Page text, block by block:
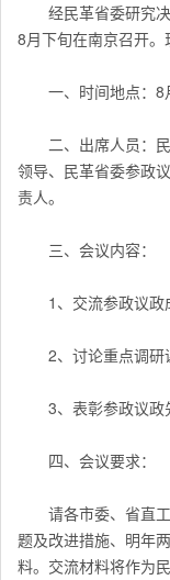
经民革省委研究决
8月下旬在南京召开。
一、时间地点：8
二、出席人员：民
领导、民革省委参政
责人。
三、会议内容：
1、交流参政议政
2、讨论重点调研
3、表彰参政议政
四、会议要求：
请各市委、省直工
题及改进措施、明年
料。交流材料将作为